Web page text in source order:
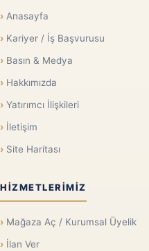
Anasayfa
Kariyer / İş Başvurusu
Basın & Medya
Hakkımızda
Yatırımcı İlişkileri
İletişim
Site Haritası
HIZMETLERIMIZ
Mağaza Aç / Kurumsal Üyelik
İlan Ver